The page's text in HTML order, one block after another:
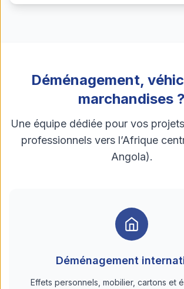
Déménagement,
marchandises ?
Une équipe dédiée pour vos
professionnels vers l’Afrique
Angola).
Déménagement
Effets personnels, mobilier, cartons et